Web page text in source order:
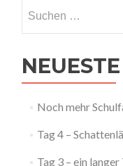
nach:
Noch mehr
Tag 4 –
Tag 3 – ein langer